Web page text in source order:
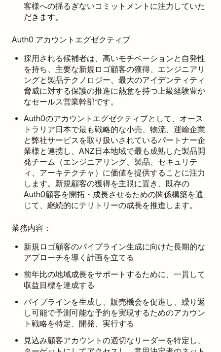
客様への揺るぎないコミットメントに注力していた
だきます。
Auth0 アカウントエグゼクティブ
採用される候補者は、高いモチベーションと自発性
を持ち、主要な新規ロゴ顧客の獲得、エンジニアリ
ングと製品テクノロジー、最大のアイデンティティ
脅威に対する保護の推進に熱意を持つ上級経験豊か
なセールス営業幹部です。
Auth0のアカウントエグゼクティブとして、オース
トラリア日本で最も戦略的な小売、物流、運輸企業
と弊社サービスを取り扱いされているパートナー企
業様と連携し、ANZ日本地域で最も成熟した製品開
発チーム（エンジニアリング、製品、セキュリテ
ィ、アーキテクチャ）に価値を提供することに注力
します。新規顧客の獲得を主眼に置き、既存の
Auth0顧客を開拓・成長させるための関係構築を通
じて、継続的にテリトリーの成長を推進します。
業務内容：
新規ロゴ顧客のパイプライン生成に向けた長期的な
アプローチを導く計画を立てる
前年比の地域成長をサポートするために、一貫して
収益目標を達成する
パイプラインを生成し、販売機会を促進し、繰り返
し可能で予測可能な予約を実現するためのアカウン
ト戦略を特定、開発、実行する
見込み顧客アカウントの適切なリーダーを特定し、